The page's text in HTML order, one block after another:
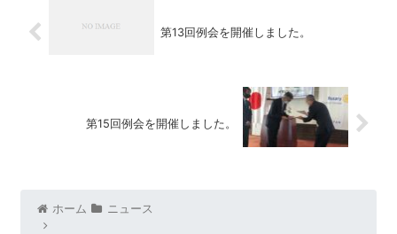
第13回例会を開催しました。
第15回例会を開催しました。
ホーム ニュース